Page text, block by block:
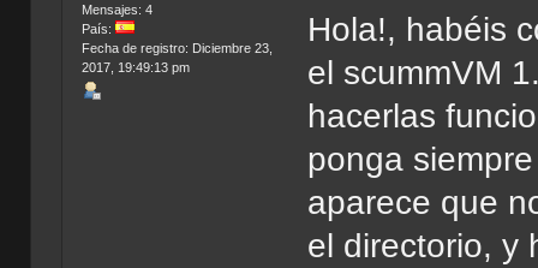
Mensajes: 4
País:
Fecha de registro: Diciembre 23,
2017, 19:49:13 pm
Hola!, habéis
el scummVM
hacerlas
ponga
aparece que
el directorio, y